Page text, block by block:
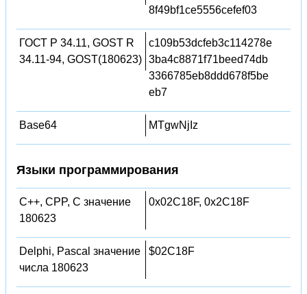
8f49bf1ce5556cefef03
ГОСТ Р 34.11, GOST R
34.11-94, GOST(180623)
c109b53dcfeb3c114278e
3ba4c8871f71beed74db
3366785eb8ddd678f5be
eb7
Base64 MTgwNjIz
Языки программирования
C++, CPP, C значение
180623
0x02C18F, 0x2C18F
Delphi, Pascal значение
числа 180623
$02C18F